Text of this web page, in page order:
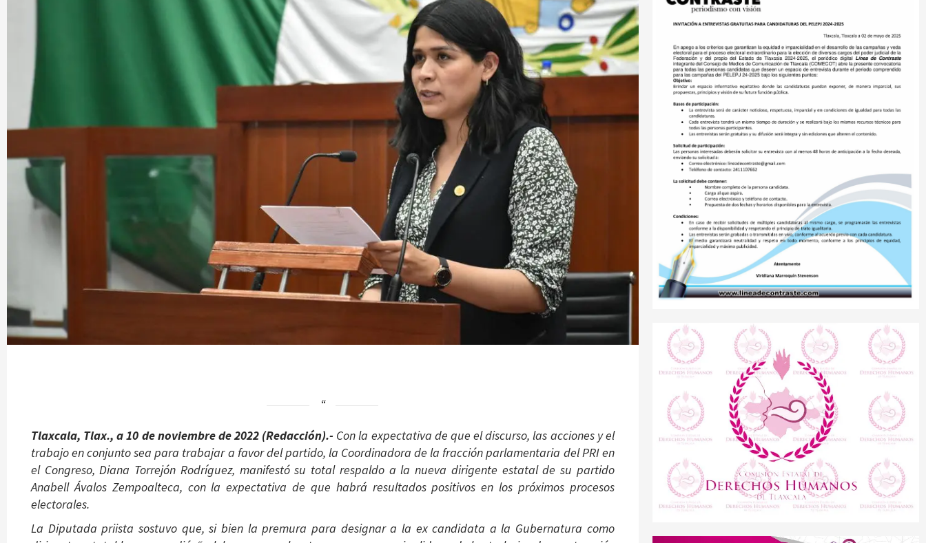
Tlaxcala, Tlax., a 10 de noviembre de 2022 (Redacción).- Con la expectativa de que el discurso, las acciones y el
trabajo en conjunto sea para trabajar a favor del partido, la Coordinadora de la fracción parlamentaria del PRI en
el Congreso, Diana Torrejón Rodríguez, manifestó su total respaldo a la nueva dirigente estatal de su partido
Anabell Ávalos Zempoalteca, con la expectativa de que habrá resultados positivos en los próximos procesos
electorales.
La Diputada priista sostuvo que, si bien la premura para designar a la ex candidata a la Gubernatura como